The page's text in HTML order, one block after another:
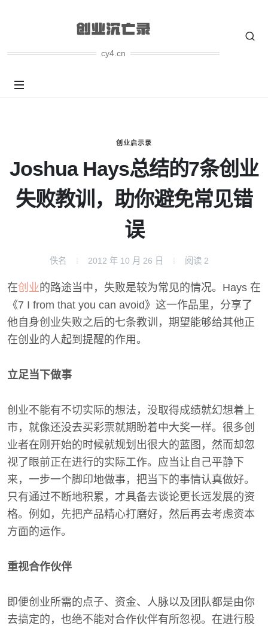
cy4.cn
创业启示录
Joshua Hays总结的7条创业
失败教训，助你避免常见错
误
佚名 2012 年 10 月 26 日 阅读 2
在创业的路途当中，失败是较为常见的情况。Hays 在
《7 I from that you can avoid》这一作品里，分享了
他自身创业失败之后的七条教训，期望能够给其他正
在创业的人起到提醒的作用。
立足当下做事
创业不能有不切实际的想法，没取得成绩就幻想着上
市，就像还没去买彩票就期盼着中大奖一样。很多创
业者在刚开始的时候就规划出很大的蓝图，然而却忽
视了眼前正在进行的实际工作。应当让自己平静下
来，一步一个脚印地做事，把当下的事情认真做好。
只有通过不断地积累，才具备去谈论更长远发展的资
格。例如，先把产品精心打磨好，然后再去考虑资本
方面的运作。
重视合作伙伴
即便创业所需的点子、资金、人脉以及团队都是由你
去搞定的，也绝不能对合作伙伴有所忽视。在进行股